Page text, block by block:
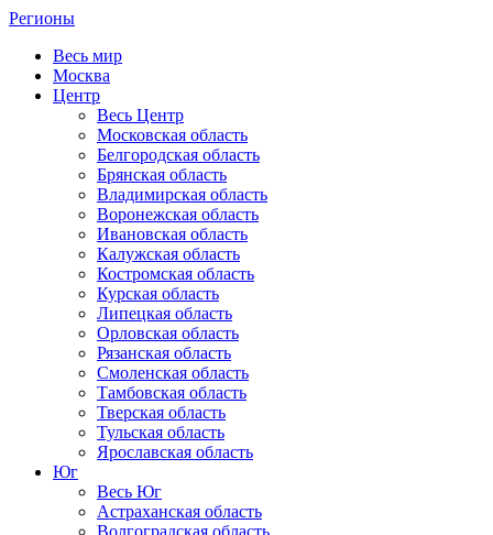
Регионы
Весь мир
Москва
Центр
Весь Центр
Московская область
Белгородская область
Брянская область
Владимирская область
Воронежская область
Ивановская область
Калужская область
Костромская область
Курская область
Липецкая область
Орловская область
Рязанская область
Смоленская область
Тамбовская область
Тверская область
Тульская область
Ярославская область
Юг
Весь Юг
Астраханская область
Волгоградская область